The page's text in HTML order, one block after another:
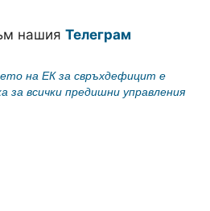
нашия Телеграм
на ЕК за свръхдефицит е
за всички предишни управления